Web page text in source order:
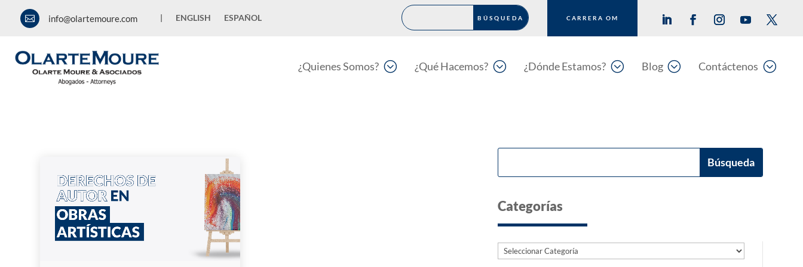
 info@olartemoure.com | ENGLISH ESPAÑOL CARRERA OM
;
¿Quienes Somos? ;
¿Qué Hacemos? ;
¿Dónde Estamos? ;
Blog ;
Contáctenos
Categorías
Categorías